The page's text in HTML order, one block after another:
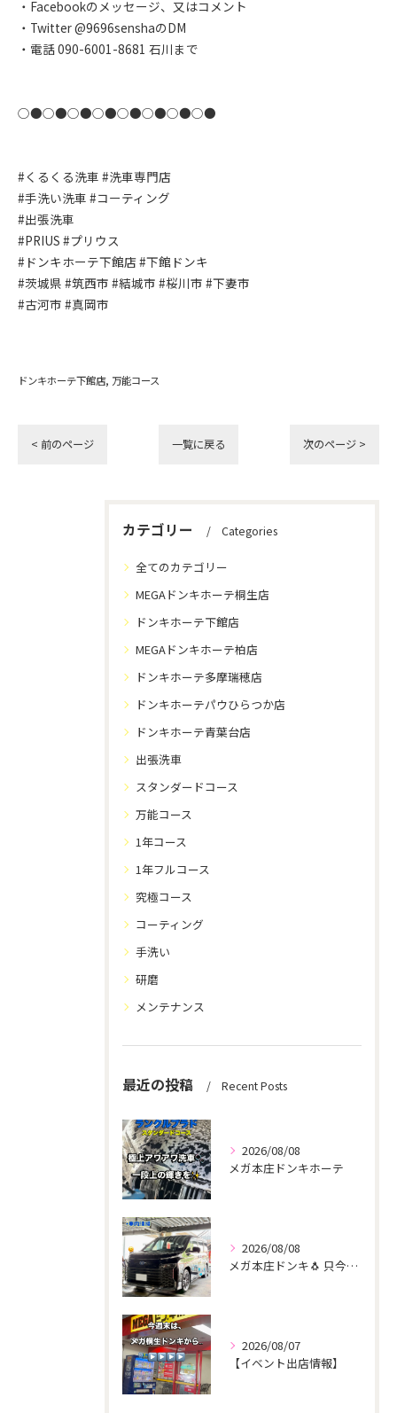
・Facebookのメッセージ、又はコメント
・Twitter @9696senshaのDM
・電話 090-6001-8681 石川まで
○●○●○●○●○●○●○●○●
#くるくる洗車 #洗車専門店
#手洗い洗車 #コーティング
#出張洗車
#PRIUS #プリウス
#ドンキホーテ下館店 #下館ドンキ
#茨城県 #筑西市 #結城市 #桜川市 #下妻市
#古河市 #真岡市
ドンキホーテ下館店 万能コース
< 前のページ 一覧に戻る 次のページ >
カテゴリー Categories
全てのカテゴリー
MEGAドンキホーテ桐生店
ドンキホーテ下館店
MEGAドンキホーテ柏店
ドンキホーテ多摩瑞穂店
ドンキホーテパウひらつか店
ドンキホーテ青葉台店
出張洗車
スタンダードコース
万能コース
1年コース
1年フルコース
究極コース
コーティング
手洗い
研磨
メンテナンス
最近の投稿 Recent Posts
2026/08/08
メガ本庄ドンキホーテ
2026/08/08
メガ本庄ドンキ🐧 只今イベント出店中🎶 ヴォクシー ご新規様...
2026/08/07
【イベント出店情報】